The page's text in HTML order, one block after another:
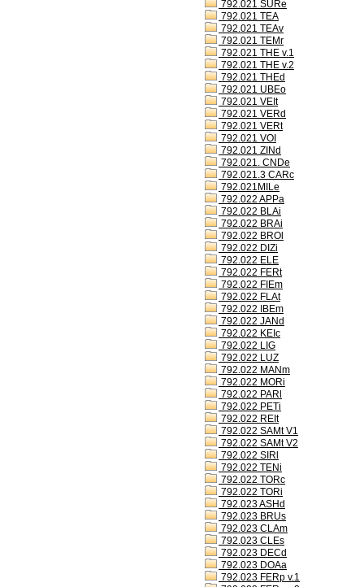
792.021 SURe
792.021 TEA
792.021 TEAv
792.021 TEMr
792.021 THE v.1
792.021 THE v.2
792.021 THEd
792.021 UBEo
792.021 VEIt
792.021 VERd
792.021 VERt
792.021 VOI
792.021 ZINd
792.021. CNDe
792.021.3 CARc
792.021MILe
792.022 APPa
792.022 BLAi
792.022 BRAi
792.022 BROl
792.022 DIZi
792.022 ELE
792.022 FERt
792.022 FIEm
792.022 FLAt
792.022 IBEm
792.022 JANd
792.022 KEIc
792.022 LIG
792.022 LUZ
792.022 MANm
792.022 MORi
792.022 PARl
792.022 PETi
792.022 REIt
792.022 SAMt V1
792.022 SAMt V2
792.022 SIRl
792.022 TENi
792.022 TORc
792.022 TORi
792.023 ASHd
792.023 BRUs
792.023 CLAm
792.023 CLEs
792.023 DECd
792.023 DOAa
792.023 FERp v.1